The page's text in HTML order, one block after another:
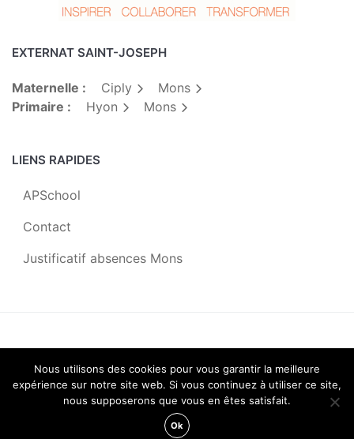
EXTERNAT SAINT-JOSEPH
Maternelle : Ciply
Mons
Primaire :
Hyon Mons
LIENS RAPIDES
APSchool
Contact
Justificatif absences Mons
Centre Scolaire Saint-Joseph |2019
Octopix+WordPress= ♡
Nous utilisons des cookies pour vous garantir la meilleure
expérience sur notre site web. Si vous continuez à utiliser ce site,
nous supposerons que vous en êtes satisfait.
Ok